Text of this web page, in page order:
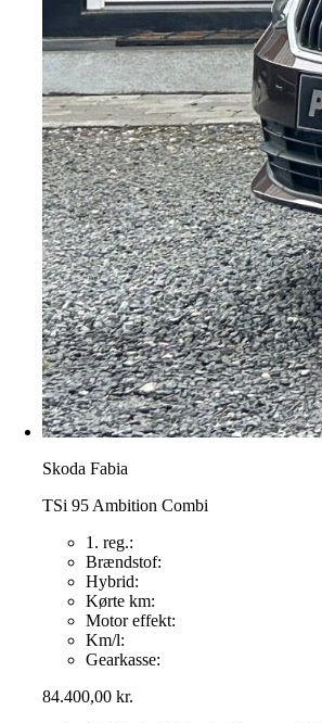
Skoda Fabia
TSi 95 Ambition Combi
1. reg.:
Brændstof:
Hybrid:
Kørte km:
Motor effekt:
Km/l:
Gearkasse:
84.400,00kr.